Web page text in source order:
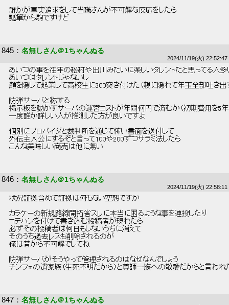
誰かが事実追求をして当職さんが不可解な反応をしたら
瓢箪から駒ですけど
845 ： 名無しさん＠1ちゃんぬる
2024/11/19(火) 22:52:47
あいつの事を往年の松村や出川みたいに楽しいタレントだと思ってる人
あいつはタレントじゃないし
顔を隠して起業して高校生に300突き付けた（親に隠れて年玉全部吐き出
防弾サーバと称する
掲示板を動かすサーバの運営コストが年間何円で済むか（初期費用を5年
一度誰か詳しい人が推測した方が良いですよ
個別にプロバイダと裁判所を通じて怖い書面を送付して
外伝主人公にするぞと言って100や200ずつサラミ法したら
こんな美味しい商売は他に無い
846 ： 名無しさん＠1ちゃんぬる
2024/11/19(火) 22:58:11
状況証拠含めて証拠は何もない空想ですが
カラケーの新規路線開拓省スレに本当に困るような事を連投したり
コテハンを付けて書き込む投稿者が現れたら
必ずその投稿者は何日もしないうちに消えて
そのうち過去レスも削除されるのが
俺は昔から不可解でしてね
防弾サーバがそうやって管理されるのはなぜなんでしょう
チンフェの遺家族（生死不明だから）と尊師一族への敬愛だからと言わ
847 ： 名無しさん＠1ちゃんぬる